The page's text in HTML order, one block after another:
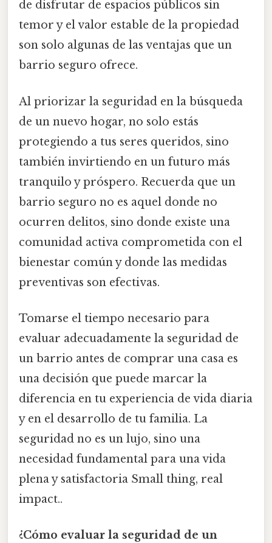
de disfrutar de espacios públicos sin
temor y el valor estable de la propiedad
son solo algunas de las ventajas que un
barrio seguro ofrece.
Al priorizar la seguridad en la búsqueda
de un nuevo hogar, no solo estás
protegiendo a tus seres queridos, sino
también invirtiendo en un futuro más
tranquilo y próspero. Recuerda que un
barrio seguro no es aquel donde no
ocurren delitos, sino donde existe una
comunidad activa comprometida con el
bienestar común y donde las medidas
preventivas son efectivas.
Tomarse el tiempo necesario para
evaluar adecuadamente la seguridad de
un barrio antes de comprar una casa es
una decisión que puede marcar la
diferencia en tu experiencia de vida diaria
y en el desarrollo de tu familia. La
seguridad no es un lujo, sino una
necesidad fundamental para una vida
plena y satisfactoria Small thing, real
impact..
¿Cómo evaluar la seguridad de un